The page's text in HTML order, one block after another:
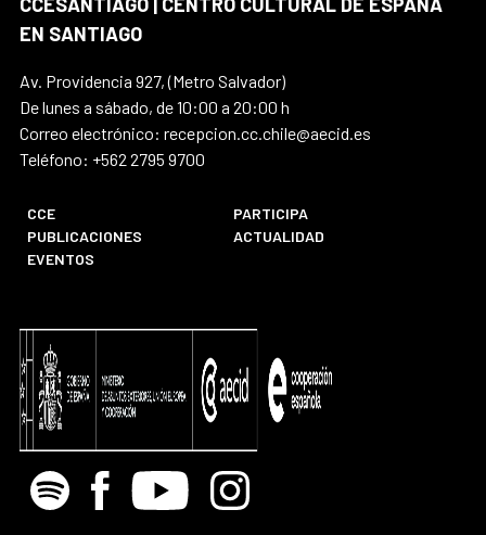
EN SANTIAGO
Av. Providencia 927, (Metro Salvador)
De lunes a sábado, de 10:00 a 20:00 h
Correo electrónico: recepcion.cc.chile@aecid.es
Teléfono: +562 2795 9700
CCE
PARTICIPA
PUBLICACIONES
ACTUALIDAD
EVENTOS
Spotify Facebook
Youtube Instagram